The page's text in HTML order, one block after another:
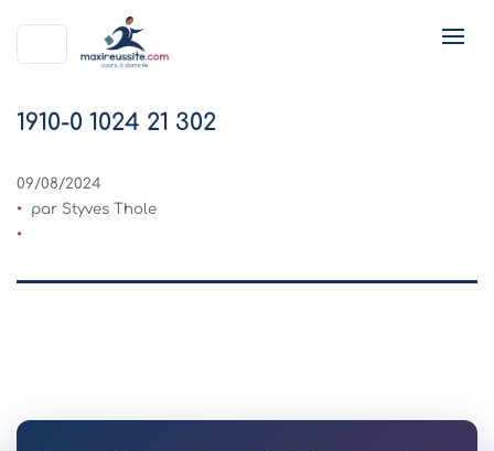
1910-0 1024 21 302
09/08/2024
par Styves Thole